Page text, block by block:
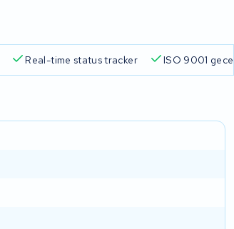
Real-time status tracker ISO 9001